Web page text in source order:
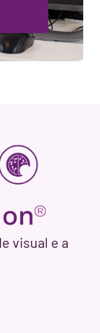
visual e a